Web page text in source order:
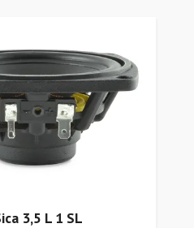
3,5 L 1 SL